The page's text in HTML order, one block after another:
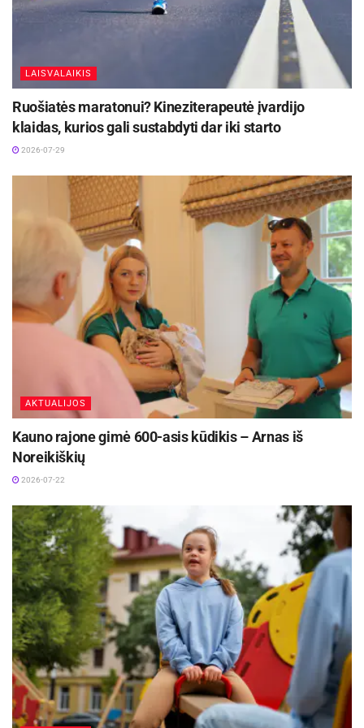
Iki dešimtadalio skubiosios medicinos pagalbos
paslaugų galės būti suteiktos išplėstinės
Jonavos ligoninėje gimė 300-asis šių metų
kūdikis
Jums reikės:
1/2 stiklinės šaldytų mėlynių;
1/2 stiklinės šaldytų aviečių;
1/2 banano;
150 ml natūralaus kefyro arba graikiško jogurto;
1 arbatinio šaukštelio medaus (nebūtina).
Gaminimo eiga:
Plakite, kol uogos susmulkės ir glotnutis taps švelnus.
Jei reikia, įpilkite šiek tiek vandens, kad glotnutis būtų
Patiekite iš karto – gaivus, skanus ir natūralus!
Tropikų dvelksmas – glotnutis su
mangais ir kokosu
Kai norisi egzotikos ir šiek tiek saldumo, šis
glotnutis – nepakeičiamas. Mango vaisius
aprūpina organizmą vitaminu A ir beta karotenu,
o kokosų pienas prideda švelnaus kremiškumo.
LAISVALAIKIS
Ruošiatės maratonui? Kineziterapeutė įvardijo
klaidas, kurios gali sustabdyti dar iki starto
2026-07-29
AKTUALIJOS
Kauno rajone gimė 600-asis kūdikis – Arnas iš
Noreikiškių
2026-07-22